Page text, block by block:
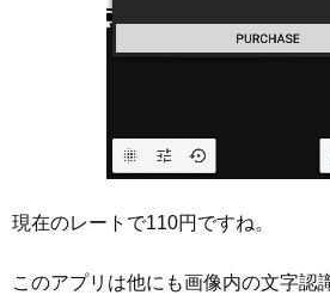
現在のレートで110円ですね。
このアプリは他にも画像内の文字認